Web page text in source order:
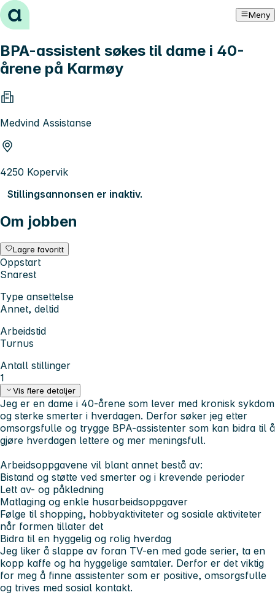
Hopp til innhold Meny
BPA-assistent søkes til dame i 40-
årene på Karmøy
Medvind Assistanse
4250 Kopervik
Stillingsannonsen er inaktiv.
Om jobben
Lagre favoritt
Oppstart
Snarest
Type ansettelse
Annet, deltid
Arbeidstid
Turnus
Antall stillinger
1
Vis flere detaljer
Jeg er en dame i 40-årene som lever med kronisk sykdom
og sterke smerter i hverdagen. Derfor søker jeg etter
omsorgsfulle og trygge BPA-assistenter som kan bidra til å
gjøre hverdagen lettere og mer meningsfull.
Arbeidsoppgavene vil blant annet bestå av:
Bistand og støtte ved smerter og i krevende perioder
Lett av- og påkledning
Matlaging og enkle husarbeidsoppgaver
Følge til shopping, hobbyaktiviteter og sosiale aktiviteter
når formen tillater det
Bidra til en hyggelig og rolig hverdag
Jeg liker å slappe av foran TV-en med gode serier, ta en
kopp kaffe og ha hyggelige samtaler. Derfor er det viktig
for meg å finne assistenter som er positive, omsorgsfulle
og trives med sosial kontakt.